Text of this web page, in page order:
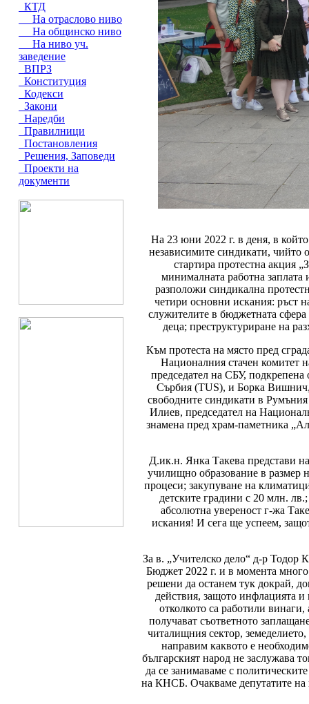
КТД
На отраслово ниво
На общинско ниво
На ниво уч.
заведение
ВПРЗ
Конституция
Кодекси
Закони
Наредби
Правилници
Постановления
Решения, Заповеди
Проекти на
документи
На 23 юни 2022 г. в деня, в
независимите синдикати, чийто
стартира протестна акция
минималната работна
разположи синдикална
четири основни искания: ръст
служителите в бюджетната
деца; преструктуриране на
Към протеста на място пред
Националния стачен комитет
председател на СБУ,
Сърбия (TUS), и Борка Вишнич,
свободните синдикати в
Илиев, председател на
знамена пред храм-паметника
Д.ик.н. Янка Такева представи
училищно образование в размер
процеси; закупуване на
детските градини с 20 млн.
абсолютна увереност г-жа
искания! И сега ще успеем,
За в. „Учителско дело“ д-р Тодор
Бюджет 2022 г. и в момента много
решени да останем тук докрай,
действия, защото инфлацията и
отколкото са работили
получават съответното
читалищния сектор,
направим каквото е
българският народ не заслужава
да се занимаваме с
на КНСБ. Очакваме депутатите на